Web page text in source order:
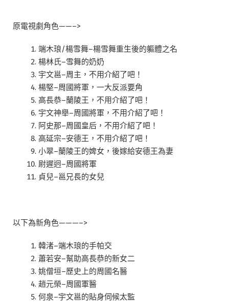
原電視劇角色——–>
端木琅/楊雪舞–楊雪舞重生後的軀體之名
楊林氏–雪舞的奶奶
宇文邕–周主，不用介紹了吧！
楊堅–周國將軍，一大反派要角
高長恭–蘭陵王，不用介紹了吧！
宇文神舉–周國將軍，不用介紹了吧！
阿史那–周國皇后，不用介紹了吧！
高延宗–安德王，不用介紹了吧！
小翠–蘭陵王的婢女，後嫁給安德王為妻
尉遲迥–周國將軍
貞兒–邕兄長的女兒
以下為新角色———–>
韓渚–端木琅的手帕交
蕭若安–幫助高長恭的新女二
姚僧垣–歷史上的周國名醫
趙元榮–周國軍醫
何泉–宇文邕的貼身伺候太監